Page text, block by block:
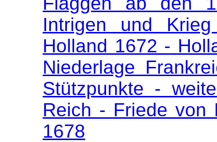
Intrigen und
Holland 1672 -
Niederlage
Stützpunkte -
Reich - Friede von
1678